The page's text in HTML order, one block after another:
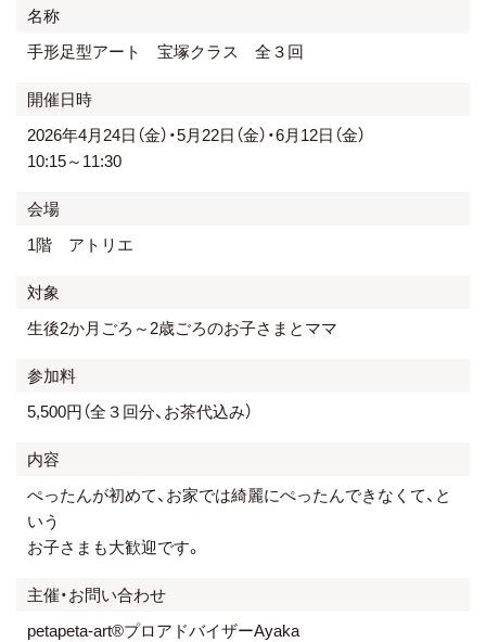
名称
手形足型アート 宝塚クラス 全３回
開催日時
2026年4月24日（金）・5月22日（金）・6月12日（金）
10:15～11:30
会場
1階 アトリエ
対象
生後2か月ごろ～2歳ごろのお子さまとママ
参加料
5,500円（全３回分、お茶代込み）
内容
ぺったんが初めて、お家では綺麗にぺったんできなくて、と
いう
お子さまも大歓迎です。
主催・お問い合わせ
petapeta-art®プロアドバイザーAyaka